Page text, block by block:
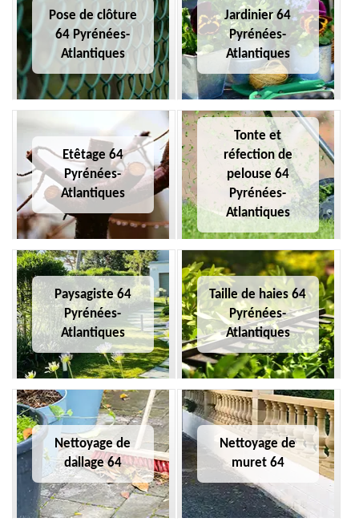
Pose de clôture
64 Pyrénées-
Atlantiques
Jardinier 64
Pyrénées-
Atlantiques
Etêtage 64
Pyrénées-
Atlantiques
Tonte et
réfection de
pelouse 64
Pyrénées-
Atlantiques
Paysagiste 64
Pyrénées-
Atlantiques
Taille de haies 64
Pyrénées-
Atlantiques
Nettoyage de
dallage 64
Nettoyage de
muret 64